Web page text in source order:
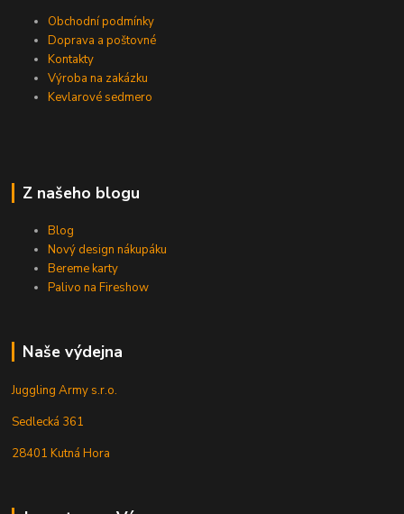
Obchodní podmínky
Doprava a poštovné
Kontakty
Výroba na zakázku
Kevlarové sedmero
Z našeho blogu
Blog
Nový design nákupáku
Bereme karty
Palivo na Fireshow
Naše výdejna
Juggling Army s.r.o.
Sedlecká 361
28401 Kutná Hora